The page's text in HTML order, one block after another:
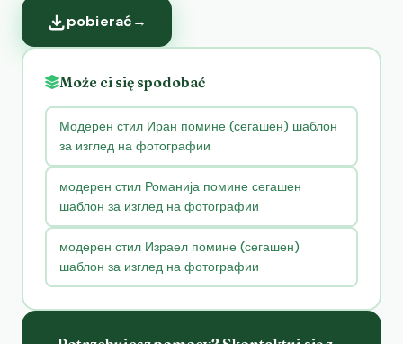
pobierać→
Może ci się spodobać
Модерен стил Иран помине (сегашен) шаблон
за изглед на фотографии
модерен стил Романија помине сегашен
шаблон за изглед на фотографии
модерен стил Израел помине (сегашен)
шаблон за изглед на фотографии